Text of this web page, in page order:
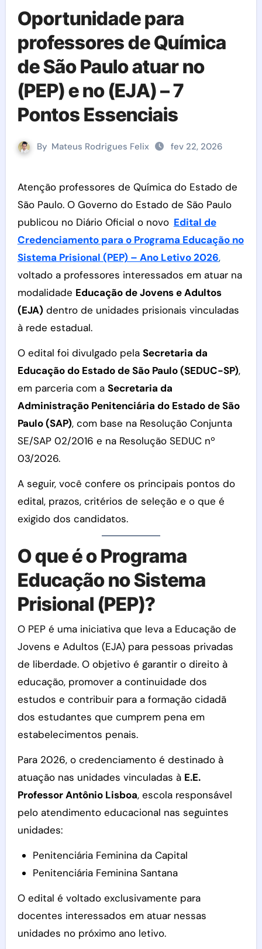
Oportunidade para
professores de Química
de São Paulo atuar no
(PEP) e no (EJA) – 7
Pontos Essenciais
By Mateus Rodrigues Felix fev 22, 2026
Atenção professores de Química do Estado de
São Paulo. O Governo do Estado de São Paulo
publicou no Diário Oficial o novo Edital de
Credenciamento para o Programa Educação no
Sistema Prisional (PEP) – Ano Letivo 2026,
voltado a professores interessados em atuar na
modalidade Educação de Jovens e Adultos
(EJA) dentro de unidades prisionais vinculadas
à rede estadual.
O edital foi divulgado pela Secretaria da
Educação do Estado de São Paulo (SEDUC-SP),
em parceria com a Secretaria da
Administração Penitenciária do Estado de São
Paulo (SAP), com base na Resolução Conjunta
SE/SAP 02/2016 e na Resolução SEDUC nº
03/2026.
A seguir, você confere os principais pontos do
edital, prazos, critérios de seleção e o que é
exigido dos candidatos.
O que é o Programa
Educação no Sistema
Prisional (PEP)?
O PEP é uma iniciativa que leva a Educação de
Jovens e Adultos (EJA) para pessoas privadas
de liberdade. O objetivo é garantir o direito à
educação, promover a continuidade dos
estudos e contribuir para a formação cidadã
dos estudantes que cumprem pena em
estabelecimentos penais.
Para 2026, o credenciamento é destinado à
atuação nas unidades vinculadas à E.E.
Professor Antônio Lisboa, escola responsável
pelo atendimento educacional nas seguintes
unidades:
Penitenciária Feminina da Capital
Penitenciária Feminina Santana
O edital é voltado exclusivamente para
docentes interessados em atuar nessas
unidades no próximo ano letivo.